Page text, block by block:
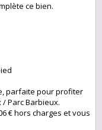
ce bien.
parfaite pour profiter
Parc Barbieux.
€ hors charges et vous